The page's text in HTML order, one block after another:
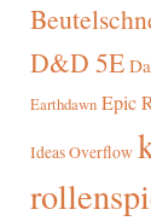
D&D 5E
Earthdawn Epic
Ideas Overflow